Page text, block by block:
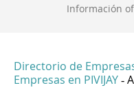
Información
Directorio de
Empresas en PIVIJAY -